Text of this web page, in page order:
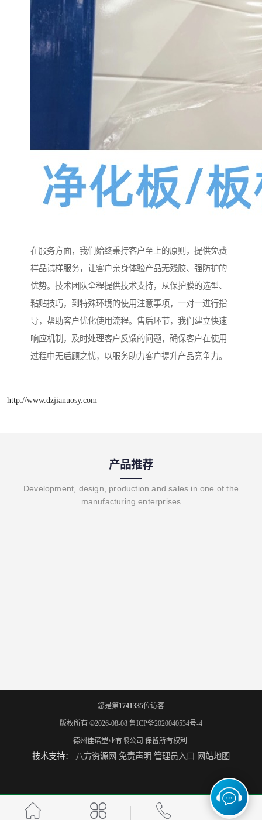
在服务方面，我们始终秉持客户至上的原则，提供免费
样品试样服务，让客户亲身体验产品无残胶、强防护的
优势。技术团队全程提供技术支持，从保护膜的选型、
粘贴技巧，到特殊环境的使用注意事项，一对一进行指
导，帮助客户优化使用流程。售后环节，我们建立快速
响应机制，及时处理客户反馈的问题，确保客户在使用
过程中无后顾之忧，以服务助力客户提升产品竞争力。
http://www.dzjianuosy.com
产品推荐
Development, design, production and sales in one of the
manufacturing enterprises
您是第1741335位访客
版权所有 ©2026-08-08 鲁ICP备2020040534号-4
德州佳诺塑业有限公司 保留所有权利.
技术支持： 八方资源网 免责声明 管理员入口 网站地图